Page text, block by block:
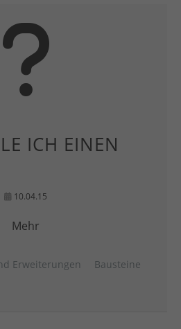
ICH EINEN
10.04.15
Mehr
Erweiterungen
Bausteine